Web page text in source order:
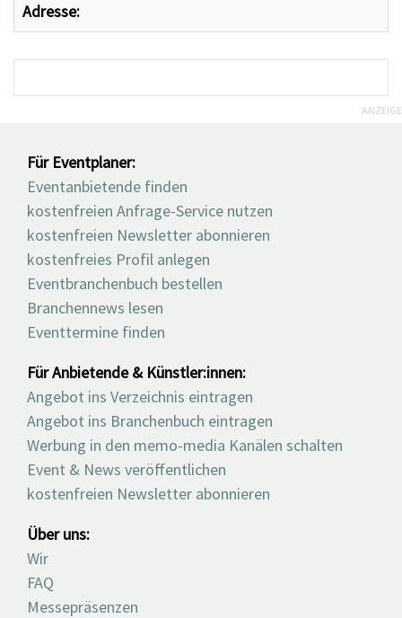
Adresse:
ANZEIGE
Für Eventplaner:
Eventanbietende finden
kostenfreien Anfrage-Service nutzen
kostenfreien Newsletter abonnieren
kostenfreies Profil anlegen
Eventbranchenbuch bestellen
Branchennews lesen
Eventtermine finden
Für Anbietende & Künstler:innen:
Angebot ins Verzeichnis eintragen
Angebot ins Branchenbuch eintragen
Werbung in den memo-media Kanälen schalten
Event & News veröffentlichen
kostenfreien Newsletter abonnieren
Über uns:
Wir
FAQ
Messepräsenzen